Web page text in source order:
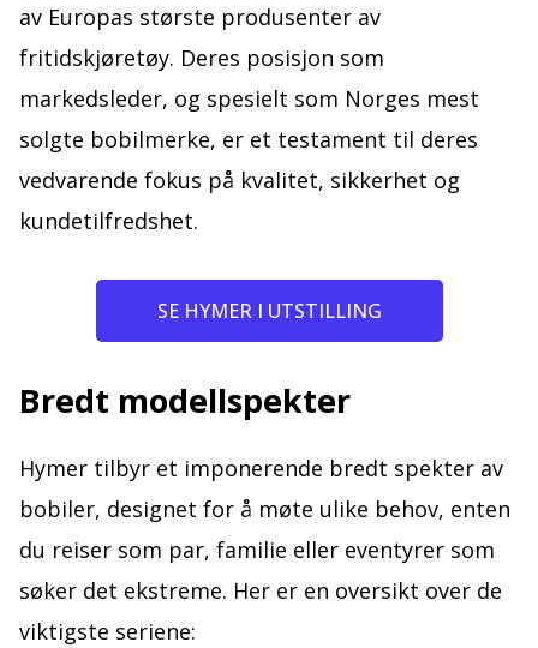
av Europas største produsenter av
fritidskjøretøy. Deres posisjon som
markedsleder, og spesielt som Norges mest
solgte bobilmerke, er et testament til deres
vedvarende fokus på kvalitet, sikkerhet og
kundetilfredshet.
SE HYMER I UTSTILLING
Bredt modellspekter
Hymer tilbyr et imponerende bredt spekter av
bobiler, designet for å møte ulike behov, enten
du reiser som par, familie eller eventyrer som
søker det ekstreme. Her er en oversikt over de
viktigste seriene: